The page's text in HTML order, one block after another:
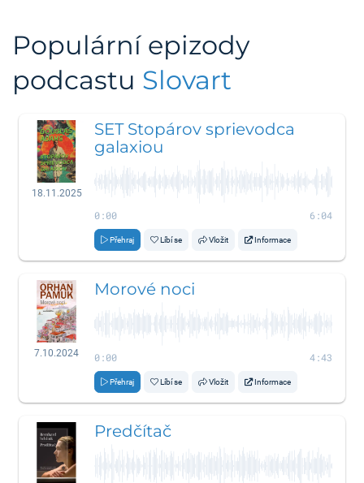
Populární epizody
podcastu Slovart
18.11.2025
SET Stopárov sprievodca
galaxiou
0:00 6:04
Přehraj Líbí se Vložit Informace
7.10.2024
Morové noci
0:00 4:43
Přehraj Líbí se Vložit Informace
Predčítač